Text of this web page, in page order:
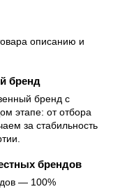
описанию и
бренд
бренд с
этапе: от отбора
за стабильность
брендов
— 100%